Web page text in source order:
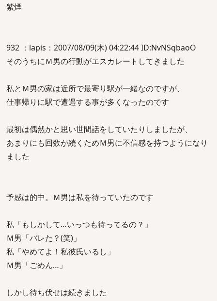
紫煙
932 ：lapis：2007/08/09(木) 04:22:44 ID:NvNSqbaoO
そのうちにＭ男の行動がエスカレートしてきました
私とＭ男の家は近所で最寄り駅が一緒なのですが、
仕事帰りに駅で遭遇する事が多くなったのです
最初は偶然かと思い世間話をしていたりしましたが、
あまりにも回数が続くためＭ男に不信感を持つようになり
ました
予感は的中。Ｍ男は私を待っていたのです
私「もしかして…いっつも待ってるの？」
Ｍ男「バレた？(笑)」
私「やめてよ！私彼氏いるし」
Ｍ男「ごめん…」
しかし待ち伏せは続きました